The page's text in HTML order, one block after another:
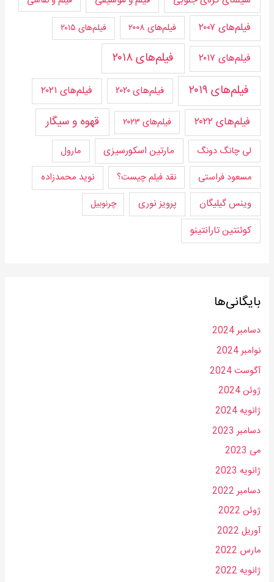
فیلم‌های ۲۰۰۷ فیلم‌های ۲۰۰۸ فیلم‌های ۲۰۱۵
فیلم‌های ۲۰۱۷
فیلم‌های ۲۰۱۸
فیلم‌های ۲۰۱۹
فیلم‌های ۲۰۲۰ فیلم‌های ۲۰۲۱
فیلم‌های ۲۰۲۲ فیلم‌های ۲۰۲۳ قهوه و سیگار
لی چانگ دونگ مارتین اسکورسیزی
مارول
مسعود فراستی
نقد فیلم چیست؟
نوید محمدزاده
وینس گیلیگان
پرویز نوری چرنوبیل
کوئنتین تارانتینو
بایگانی‌ها
دسامبر 2024
نوامبر 2024
آگوست 2024
ژوئن 2024
ژانویه 2024
دسامبر 2023
می 2023
ژانویه 2023
دسامبر 2022
ژوئن 2022
آوریل 2022
مارس 2022
ژانویه 2022